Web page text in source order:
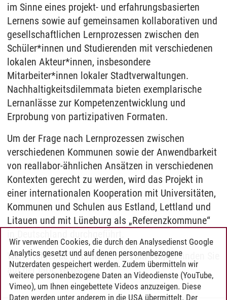
im Sinne eines projekt- und erfahrungsbasierten
Lernens sowie auf gemeinsamen kollaborativen und
gesellschaftlichen Lernprozessen zwischen den
Schüler*innen und Studierenden mit verschiedenen
lokalen Akteur*innen, insbesondere
Mitarbeiter*innen lokaler Stadtverwaltungen.
Nachhaltigkeitsdilemmata bieten exemplarische
Lernanlässe zur Kompetenzentwicklung und
Erprobung von partizipativen Formaten.
Um der Frage nach Lernprozessen zwischen
verschiedenen Kommunen sowie der Anwendbarkeit
von reallabor-ähnlichen Ansätzen in verschiedenen
Kontexten gerecht zu werden, wird das Projekt in
einer internationalen Kooperation mit Universitäten,
Kommunen und Schulen aus Estland, Lettland und
Litauen und mit Lüneburg als „Referenzkommune“
Weiterführende Informationen zum Projekt finden Sie
auf der ISDL Website.
Wir verwenden Cookies, die durch den Analysedienst Google
Analytics gesetzt und auf denen personenbezogene
Nutzerdaten gespeichert werden. Zudem übermitteln wir
weitere personenbezogene Daten an Videodienste (YouTube,
Vimeo), um Ihnen eingebettete Videos anzuzeigen. Diese
Daten werden unter anderem in die USA übermittelt. Der